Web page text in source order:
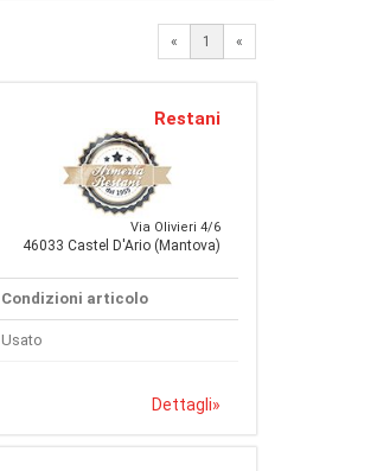
« 1 «
Restani
Via Olivieri 4/6
46033 Castel D'Ario (Mantova)
Condizioni articolo
Usato
Dettagli»